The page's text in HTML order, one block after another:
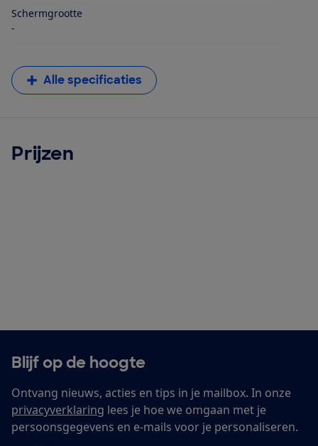
Schermgrootte
-
Alle specificaties
Prijzen
Blijf op de hoogte
Ontvang nieuws, acties en tips in je mailbox. In onze
privacyverklaring lees je hoe we omgaan met je
persoonsgegevens en e-mails voor je personaliseren.